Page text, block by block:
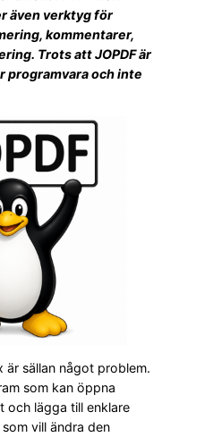
även verktyg för
kommentarer,
Trots att JOPDF är
programvara och inte
är sällan något problem.
som kan öppna
och lägga till enklare
vill ändra den